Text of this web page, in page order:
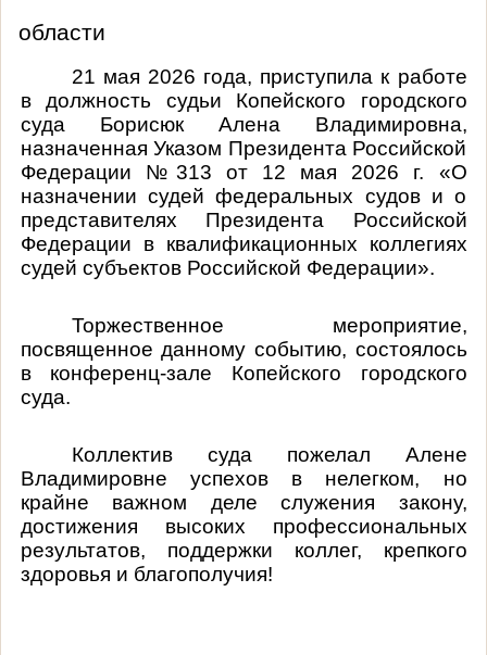
области
21 мая 2026 года, приступила к работе
в должность судьи Копейского городского
суда Борисюк Алена Владимировна,
назначенная Указом Президента Российской
Федерации №313 от 12 мая 2026 г. «О
назначении судей федеральных судов и о
представителях Президента Российской
Федерации в квалификационных коллегиях
судей субъектов Российской Федерации».
Торжественное мероприятие,
посвященное данному событию, состоялось
в конференц-зале Копейского городского
суда.
Коллектив суда пожелал Алене
Владимировне успехов в нелегком, но
крайне важном деле служения закону,
достижения высоких профессиональных
результатов, поддержки коллег, крепкого
здоровья и благополучия!